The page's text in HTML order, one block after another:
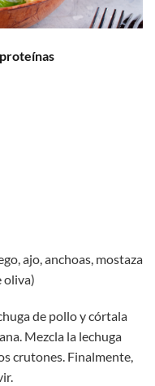
ajo, anchoas, mostaza
oliva)
de pollo y córtala
Mezcla la lechuga
crutones. Finalmente,